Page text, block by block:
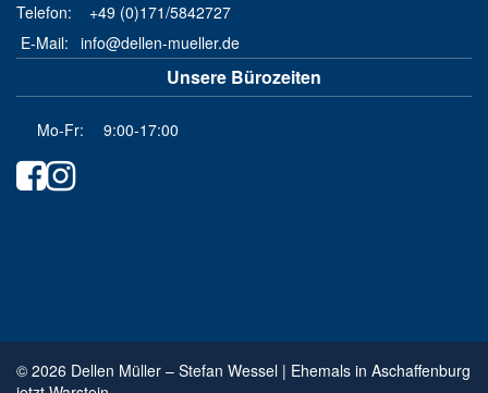
Telefon:
+49 (0)171/5842727
E-Mail: info@dellen-mueller.de
Unsere Bürozeiten
Mo-Fr: 9:00-17:00
© 2026 Dellen Müller – Stefan Wessel | Ehemals in Aschaffenburg